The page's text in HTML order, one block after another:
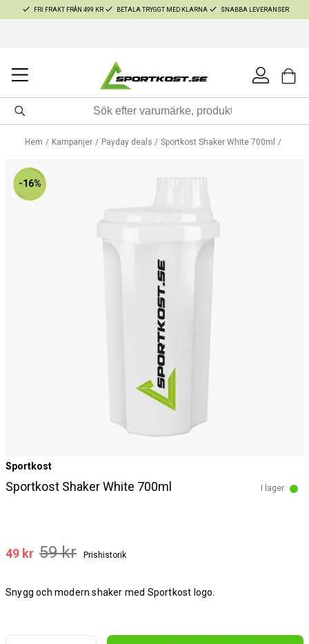
FRI FRAKT FRÅN 499 KR BETALA TRYGGT MED KLARNA SNABBA LEVERANSER
Hem Kampanjer Payday deals Sportkost Shaker White 700ml
-16%
Sportkost
Sportkost Shaker White 700ml I lager
49 kr 59 kr Prishistorik
Snygg och modern shaker med Sportkost logo.